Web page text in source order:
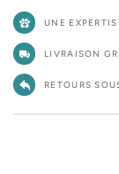
UNE
LIVRAISON
RETOURS